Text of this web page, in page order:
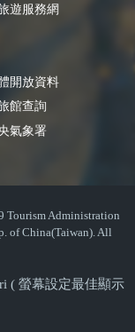
遊服務網
開放資料
館查詢
氣象署
Administration
of China(Taiwan). All
( 螢幕設定最佳顯示